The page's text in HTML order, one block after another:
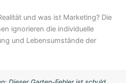
und was ist Marketing? Die
ignorieren die individuelle
und Lebensumstände der